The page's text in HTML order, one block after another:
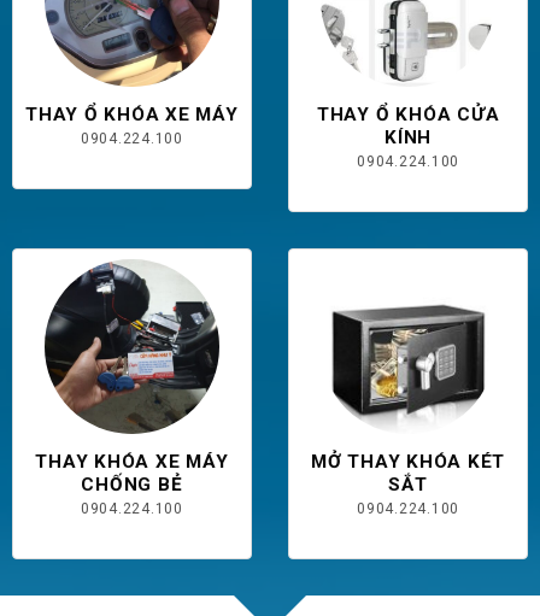
THAY Ổ KHÓA XE MÁY
0904.224.100
THAY Ổ KHÓA CỬA
KÍNH
0904.224.100
THAY KHÓA XE MÁY
CHỐNG BẺ
0904.224.100
MỞ THAY KHÓA KÉT
SẮT
0904.224.100